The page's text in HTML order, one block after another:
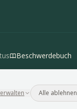
Beschwerdebuch
Alle ablehnen